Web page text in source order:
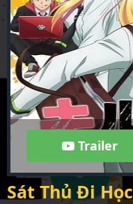
Trailer
Sát Thủ Đi Học